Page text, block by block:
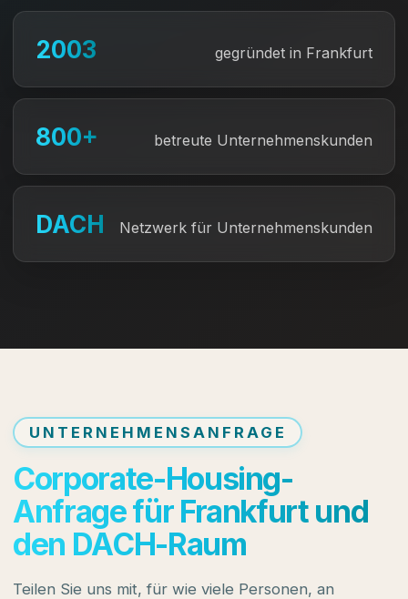
2003 gegründet in Frankfurt
800+ betreute Unternehmenskunden
DACH Netzwerk für Unternehmenskunden
UNTERNEHMENSANFRAGE
Corporate-Housing-
Anfrage für Frankfurt und
den DACH-Raum
Teilen Sie uns mit, für wie viele Personen, an